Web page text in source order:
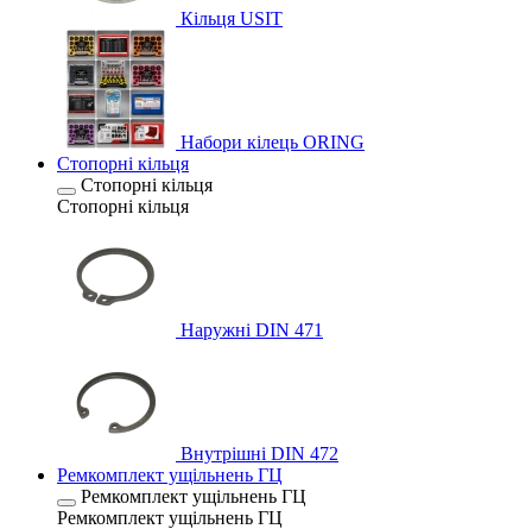
Кільця USIT
Набори кілець ORING
Стопорні кільця
Стопорні кільця
Стопорні кільця
Наружні DIN 471
Внутрішні DIN 472
Ремкомплект ущільнень ГЦ
Ремкомплект ущільнень ГЦ
Ремкомплект ущільнень ГЦ